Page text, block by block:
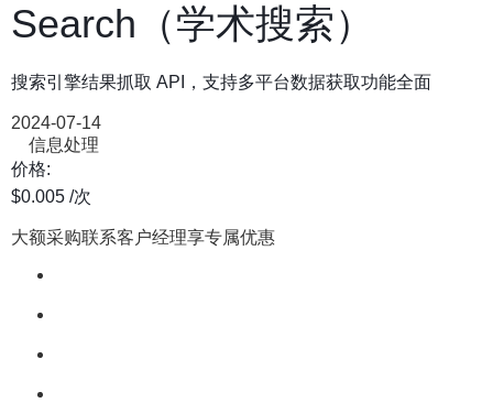
Search（学术搜索）
搜索引擎结果抓取 API，支持多平台数据获取功能全面
2024-07-14
信息处理
价格:
$0.005 /次
大额采购联系客户经理享专属优惠